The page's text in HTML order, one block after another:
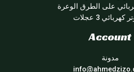
على الطرق الوعرة
3 عجلات
Account
مدونة